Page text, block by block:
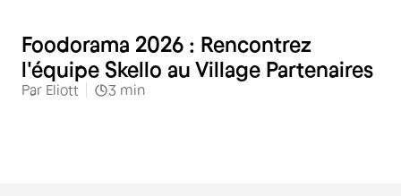
Foodorama 2026 : Rencontrez
l'équipe Skello au Village Partenaires
Par Eliott 3 min